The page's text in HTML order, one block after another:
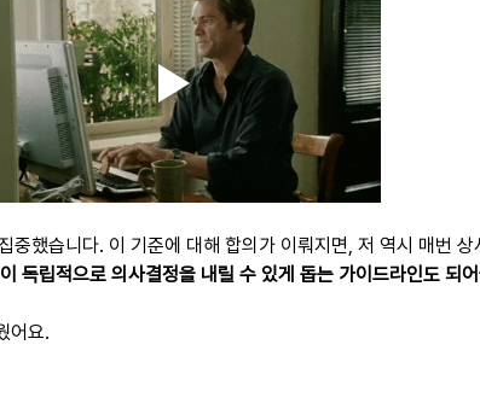
중했습니다. 이 기준에 대해 합의가 이뤄지면, 저 역시 매번 상
독립적으로 의사결정을 내릴 수 있게 돕는 가이드라인도 되
어요.